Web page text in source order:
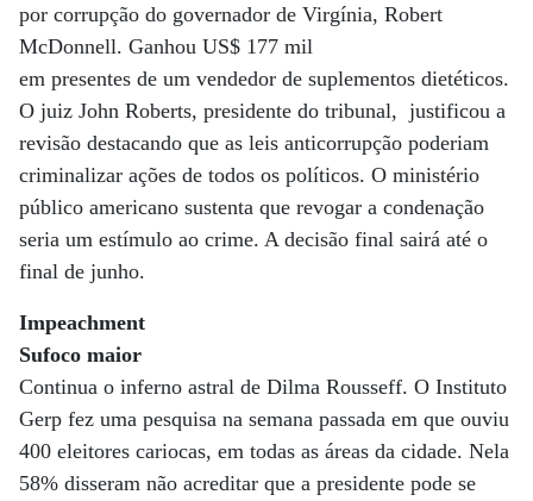
por corrupção do governador de Virgínia, Robert
McDonnell. Ganhou US$ 177 mil
em presentes de um vendedor de suplementos dietéticos.
O juiz John Roberts, presidente do tribunal, justificou a
revisão destacando que as leis anticorrupção poderiam
criminalizar ações de todos os políticos. O ministério
público americano sustenta que revogar a condenação
seria um estímulo ao crime. A decisão final sairá até o
final de junho.
Impeachment
Sufoco maior
Continua o inferno astral de Dilma Rousseff. O Instituto
Gerp fez uma pesquisa na semana passada em que ouviu
400 eleitores cariocas, em todas as áreas da cidade. Nela
58% disseram não acreditar que a presidente pode se